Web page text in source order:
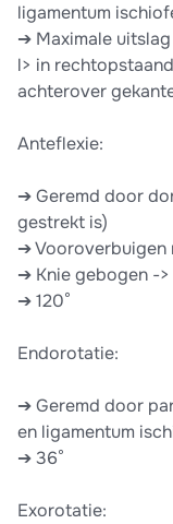
ligamentum
➔ Maximale uitslag
l> in
achterover
Anteflexie:
➔ Geremd door
gestrekt is)
➔ Vooroverbuigen
➔ Knie gebogen -
➔ 120°
Endorotatie:
➔ Geremd door
en ligamentum
➔ 36°
Exorotatie: